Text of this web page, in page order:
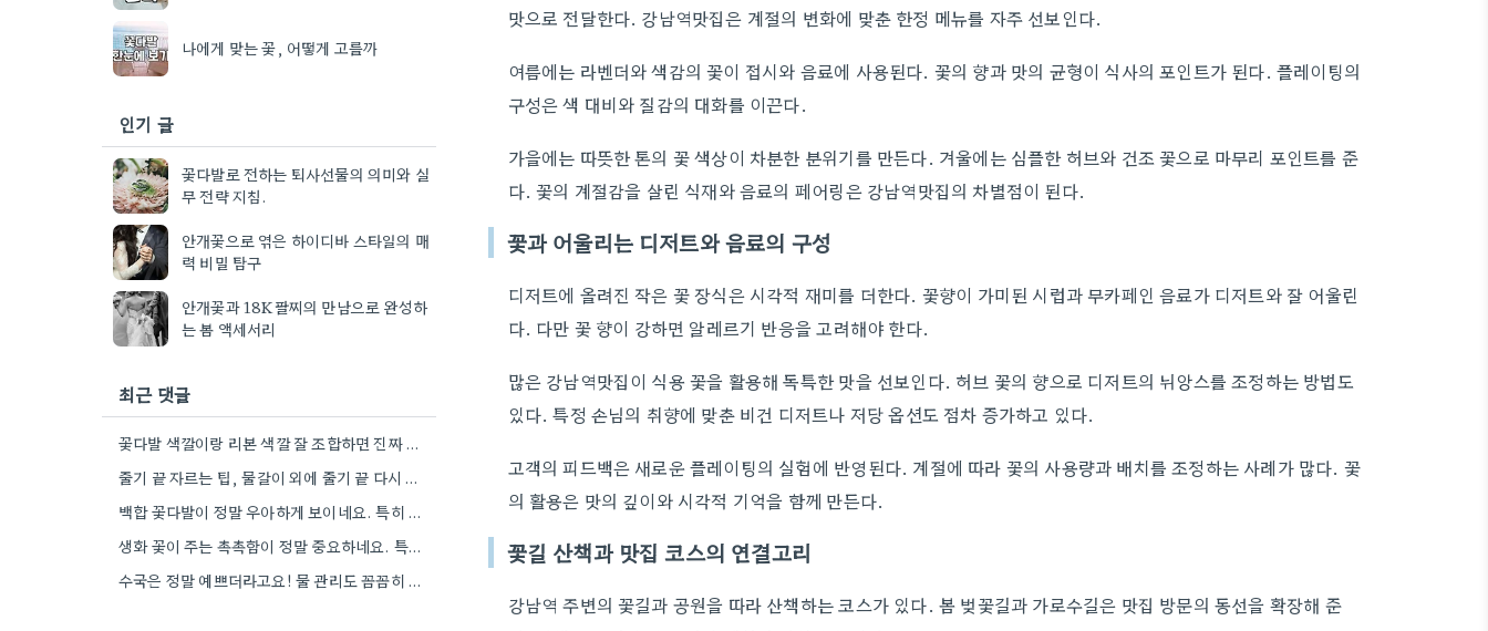
맛으로 전달한다. 강남역맛집은 계절의 변화에 맞춘 한정 메뉴를 자주 선보인다.
여름에는 라벤더와 색감의 꽃이 접시와 음료에 사용된다. 꽃의 향과 맛의 균형이 식사의 포인트가 된다. 플레이팅의
구성은 색 대비와 질감의 대화를 이끈다.
가을에는 따뜻한 톤의 꽃 색상이 차분한 분위기를 만든다. 겨울에는 심플한 허브와 건조 꽃으로 마무리 포인트를 준
다. 꽃의 계절감을 살린 식재와 음료의 페어링은 강남역맛집의 차별점이 된다.
꽃과 어울리는 디저트와 음료의 구성
디저트에 올려진 작은 꽃 장식은 시각적 재미를 더한다. 꽃향이 가미된 시럽과 무카페인 음료가 디저트와 잘 어울린
다. 다만 꽃 향이 강하면 알레르기 반응을 고려해야 한다.
많은 강남역맛집이 식용 꽃을 활용해 독특한 맛을 선보인다. 허브 꽃의 향으로 디저트의 뉘앙스를 조정하는 방법도
있다. 특정 손님의 취향에 맞춘 비건 디저트나 저당 옵션도 점차 증가하고 있다.
고객의 피드백은 새로운 플레이팅의 실험에 반영된다. 계절에 따라 꽃의 사용량과 배치를 조정하는 사례가 많다. 꽃
의 활용은 맛의 깊이와 시각적 기억을 함께 만든다.
꽃길 산책과 맛집 코스의 연결고리
강남역 주변의 꽃길과 공원을 따라 산책하는 코스가 있다. 봄 벚꽃길과 가로수길은 맛집 방문의 동선을 확장해 준
나에게 맞는 꽃, 어떻게 고를까
인기 글
꽃다발로 전하는 퇴사선물의 의미와 실
무 전략 지침.
안개꽃으로 엮은 하이디바 스타일의 매
력 비밀 탐구
안개꽃과 18K팔찌의 만남으로 완성하
는 봄 액세서리
최근 댓글
꽃다발 색깔이랑 리본 색깔 잘 조합하면 진짜 멋있더라구요.
줄기 끝 자르는 팁, 물갈이 외에 줄기 끝 다시 자르는 방법도 있네요. 그거 완전 꿀팁인…
백합 꽃다발이 정말 우아하게 보이네요. 특히 흰색이나 연한 색 계열이 안전한 선택인 것 같아요.
생화 꽃이 주는 촉촉함이 정말 중요하네요. 특히 겹벚꽃은 사진으로는 다르게 보인다는 점, 실제로 보러 가봐야…
수국은 정말 예쁘더라고요! 물 관리도 꼼꼼히 해야 오래 볼 수 있을 텐데, 제가 좀 덜…